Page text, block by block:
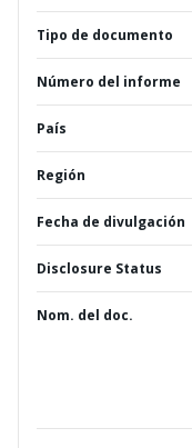
Tipo de documento
Número del informe
País
Región
Fecha de divulgación
Disclosure Status
Nom. del doc.